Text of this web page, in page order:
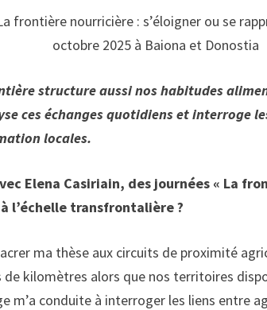
frontière nourricière : s’éloigner ou se
octobre 2025 à Baiona et Donostia
structure aussi nos habitudes
ces échanges quotidiens et
locales.
Elena Casiriain, des journées « La
l’échelle transfrontalière ?
ma thèse aux circuits de proximité
kilomètres alors que nos territoires
m’a conduite à interroger les liens entre